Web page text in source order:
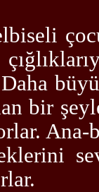
bir
Ana-